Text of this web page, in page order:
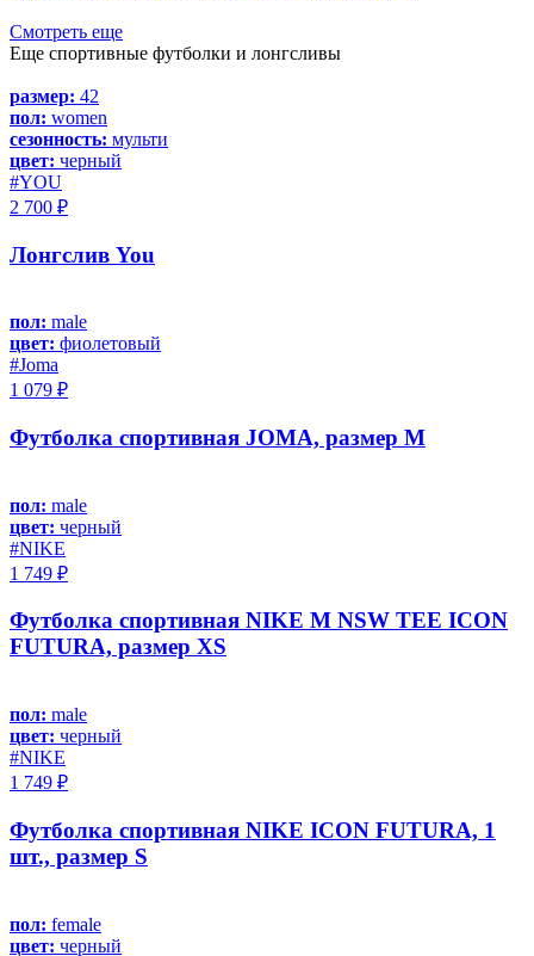
Смотреть еще
Еще спортивные футболки и лонгсливы
размер: 42
пол: women
сезонность: мульти
цвет: черный
#YOU
2 700 ₽
Лонгслив You
пол: male
цвет: фиолетовый
#Joma
1 079 ₽
Футболка спортивная JOMA, размер M
пол: male
цвет: черный
#NIKE
1 749 ₽
Футболка спортивная NIKE M NSW TEE ICON
FUTURA, размер XS
пол: male
цвет: черный
#NIKE
1 749 ₽
Футболка спортивная NIKE ICON FUTURA, 1
шт., размер S
пол: female
цвет: черный